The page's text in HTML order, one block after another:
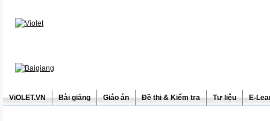
ViOLET.VN Bài giảng Giáo án Đề thi & Kiểm tra Tư liệu E-